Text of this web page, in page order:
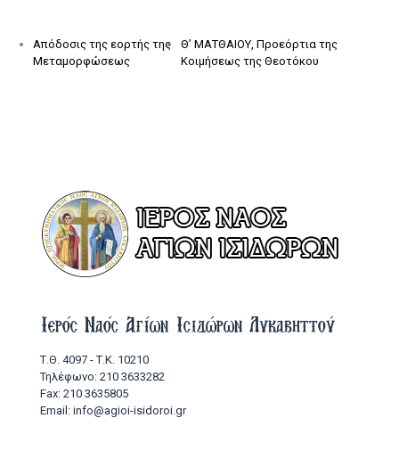
Απόδοσις της εορτής της
Μεταμορφώσεως
Θ’ ΜΑΤΘΑΙΟΥ, Προεόρτια της
Κοιμήσεως της Θεοτόκου
Ιερός Ναός Αγίων Ισιδώρων Λυκαβηττού
Τ.Θ. 4097 - Τ.Κ. 10210
Τηλέφωνο: 210 3633282
Fax: 210 3635805
Email: info@agioi-isidoroi.gr